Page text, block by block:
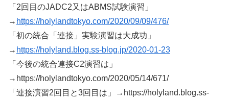
「2回目のJADC2又はABMS試験演習」
→ https://holylandtokyo.com/2020/09/09/476/
「初の統合「連接」実験演習は大成功」
→ https://holyland.blog.ss-blog.jp/2020-01-23
「今後の統合連接C2演習は」
→https://holylandtokyo.com/2020/05/14/671/
「連接演習2回目と3回目は」→https://holyland.blog.ss-